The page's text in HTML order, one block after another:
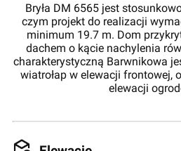
Bryła DM 6565 jest
czym projekt do realizacji
minimum 19.7 m. Dom
dachem o kącie nachylenia
charakterystyczną Barwnikowa
wiatrołap w elewacji frontowej,
elewacji